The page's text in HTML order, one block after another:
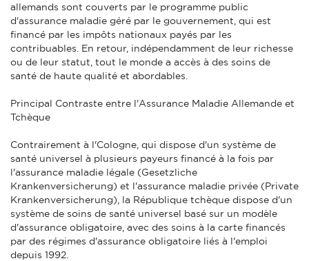
allemands sont couverts par le programme public
d'assurance maladie géré par le gouvernement, qui est
financé par les impôts nationaux payés par les
contribuables. En retour, indépendamment de leur richesse
ou de leur statut, tout le monde a accès à des soins de
santé de haute qualité et abordables.
Principal Contraste entre l'Assurance Maladie Allemande et
Tchèque
Contrairement à l'Cologne, qui dispose d'un système de
santé universel à plusieurs payeurs financé à la fois par
l'assurance maladie légale (Gesetzliche
Krankenversicherung) et l'assurance maladie privée (Private
Krankenversicherung), la République tchèque dispose d'un
système de soins de santé universel basé sur un modèle
d'assurance obligatoire, avec des soins à la carte financés
par des régimes d'assurance obligatoire liés à l'emploi
depuis 1992.